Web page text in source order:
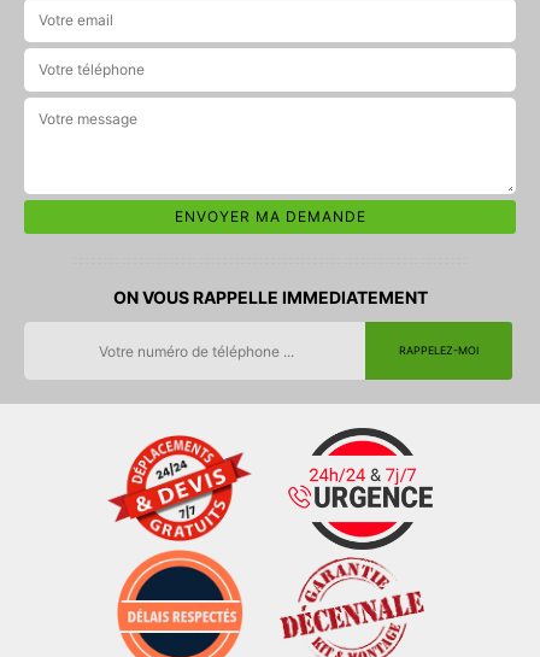
ON VOUS RAPPELLE IMMEDIATEMENT